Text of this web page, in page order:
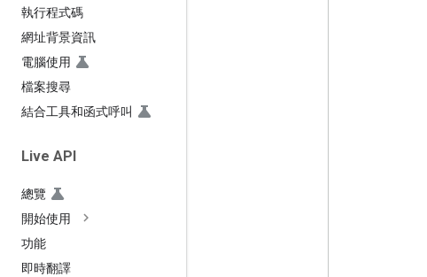
執行程式碼
網址背景資訊
電腦使用
檔案搜尋
結合工具和函式呼叫
Live API
總覽
開始使用
功能
即時翻譯